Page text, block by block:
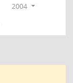
2004